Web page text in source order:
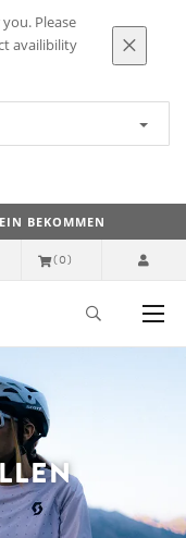
Please
availibility
BEKOMMEN
(0)